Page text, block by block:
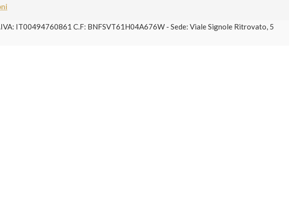
IT00494760861 C.F: BNFSVT61H04A676W - Sede: Viale Signole Ritrovato, 5